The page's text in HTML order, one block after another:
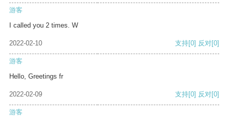
游客
I called you 2 times. W
2022-02-10 支持[0] 反对[0]
游客
Hello, Greetings fr
2022-02-09 支持[0] 反对[0]
游客